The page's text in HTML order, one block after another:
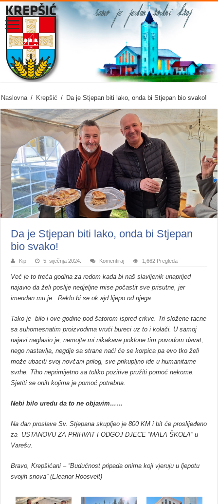
Naslovna / Krepšić / Da je Stjepan biti lako, onda bi Stjepan bio svako!
Da je Stjepan biti lako, onda bi Stjepan
bio svako!
Kip 5. siječnja 2024. Komentiraj 1,662 Pregleda
Već je to treća godina za redom kada bi naš slavljenik unaprijed
najavio da želi poslije nedjeljne mise počastit sve prisutne, jer
imendan mu je. Reklo bi se ok ajd lijepo od njega.
Tako je bilo i ove godine pod šatorom ispred crkve. Tri složene tacne
sa suhomesnatim proizvodima vrući bureci uz to i kolači. U samoj
najavi naglasio je, nemojte mi nikakave poklone tim povodom davat,
nego nastavlja, negdje sa strane naći će se korpica pa evo tko želi
može ubaciti svoj novčani prilog, sve prikupljno ide u humanitarne
svrhe. Tiho neprimijetno sa toliko pozitive pružiti pomoć nekome.
Sjetiti se onih kojima je pomoć potrebna.
Nebi bilo uredu da to ne objavim……
Na dan proslave Sv. Stjepana skupljeo je 800 KM i bit će proslijeđeno
za USTANOVU ZA PRIHVAT I ODGOJ DJECE “MALA ŠKOLA” u
Varešu.
Bravo, Krepšićani – “Budućnost pripada onima koji vjeruju u ljepotu
svojih snova” (Eleanor Roosvelt)